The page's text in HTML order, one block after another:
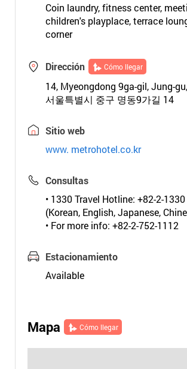
Coin laundry, fitness center,
children's playplace, terrace
corner
Dirección Cómo llegar
14, Myeongdong 9ga-gil, Jung-
서울특별시 중구 명동9가길 14
Sitio web
www. metrohotel.co.kr
Consultas
• 1330 Travel Hotline: +82-2-1330
(Korean, English, Japanese,
• For more info: +82-2-752-1112
Estacionamiento
Available
Mapa Cómo llegar